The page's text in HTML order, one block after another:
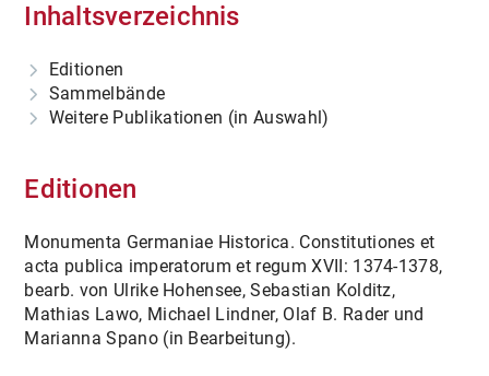
PERSONEN
AKTUELLES
Inhaltsverzeichnis
Editionen
Sammelbände
Weitere Publikationen (in Auswahl)
Editionen
Monumenta Germaniae Historica. Constitutiones et
acta publica imperatorum et regum XVII: 1374-1378,
bearb. von Ulrike Hohensee, Sebastian Kolditz,
Mathias Lawo, Michael Lindner, Olaf B. Rader und
Marianna Spano (in Bearbeitung).